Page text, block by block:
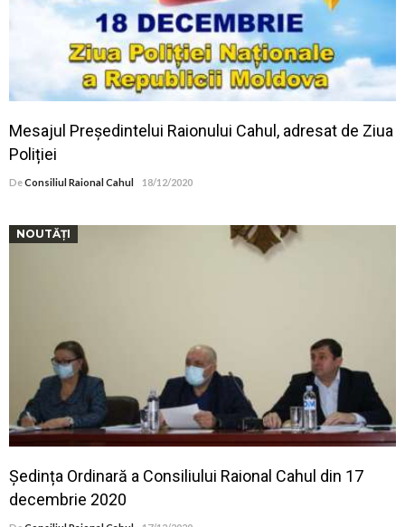
Mesajul Președintelui Raionului Cahul, adresat de Ziua
Poliției
DeConsiliul Raional Cahul 18/12/2020
NOUTĂȚI
Ședința Ordinară a Consiliului Raional Cahul din 17
decembrie 2020